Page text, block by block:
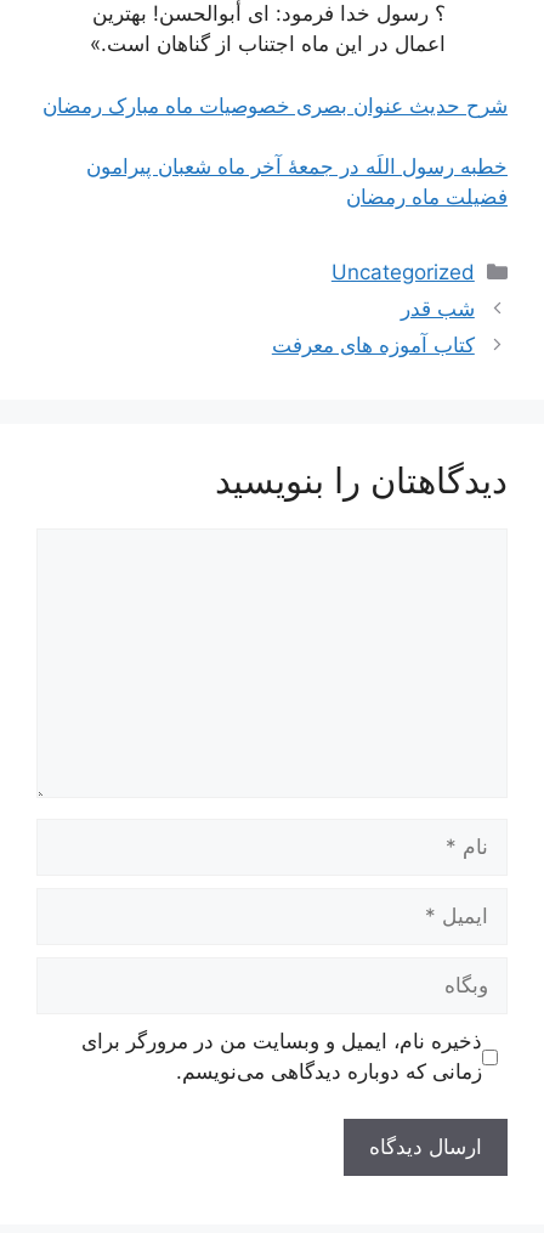
؟ رسول‌ خدا فرمود: ای‌ أبوالحسن‌! بهترین‌
اعمال‌ در این‌ ماه‌ اجتناب‌ از گناهان‌ است‌.»
شرح حدیث عنوان بصری خصوصیات ماه مبارک رمضان
خطبه رسول‌ اللَه‌ در جمعۀ آخر ماه‌ شعبان پيرامون
فضيلت ماه رمضان‌
دسته‌ها
Uncategorized
ناوبری
نوشته‌ها
شب قدر
کتاب آموزه های معرفت
دیدگاهتان را بنویسید
ایمیل
وبگاه
ذخیره نام، ایمیل و وبسایت من در مرورگر برای
زمانی که دوباره دیدگاهی می‌نویسم.